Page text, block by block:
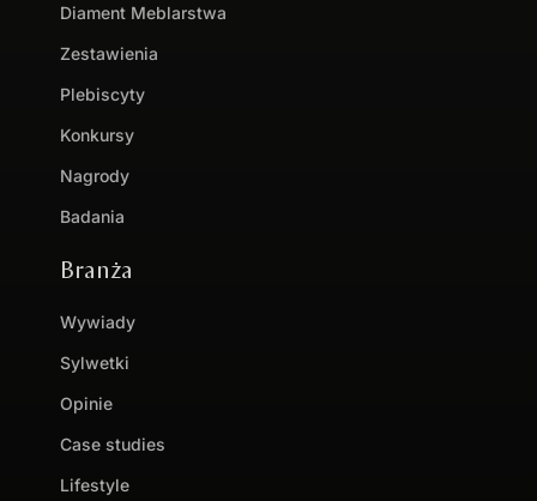
Diament Meblarstwa
Zestawienia
Plebiscyty
Konkursy
Nagrody
Badania
Branża
Wywiady
Sylwetki
Opinie
Case studies
Lifestyle